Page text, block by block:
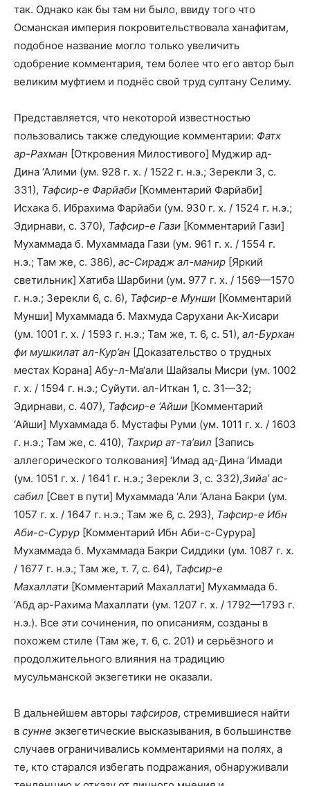
так. Однако как бы там ни было, ввиду того что
Османская империя покровительствовала ханафитам,
подобное название могло только увеличить
одобрение комментария, тем более что его автор был
великим муфтием и поднёс свой труд султану Селиму.
Представляется, что некоторой известностью
пользовались также следующие комментарии: Фатх
ар-Рахман [Откровения Милостивого] Муджир ад-
Дина ‘Алими (ум. 928 г. х. / 1522 г. н.э.; Зерекли 3, с.
331), Тафсир-е Фарйаби [Комментарий Фарйаби]
Исхака б. Ибрахима Фарйаби (ум. 930 г. х. / 1524 г. н.э.;
Эдирнави, с. 370), Тафсир-е Гази [Комментарий Гази]
Мухаммада б. Мухаммада Гази (ум. 961 г. х. / 1554 г.
н.э.; Там же, с. 386), ас-Сирадж ал-манир [Яркий
светильник] Хатиба Шарбини (ум. 977 г. х. / 1569—1570
г. н.э.; Зерекли 6, с. 6), Тафсир-е Мунши [Комментарий
Мунши] Мухаммада б. Махмуда Сарухани Ак-Хисари
(ум. 1001 г. х. / 1593 г. н.э.; Там же, т. 6, с. 51), ал-Бурхан
фи мушкилат ал-Кур’ан [Доказательство о трудных
местах Корана] Абу-л-Ма‘али Шайзалы Мисри (ум. 1002
г. х. / 1594 г. н.э.; Суйути. ал-Иткан 1, с. 31—32;
Эдирнави, с. 407), Тафсир-е ‘Айши [Комментарий
‘Айши] Мухаммада б. Мустафы Руми (ум. 1011 г. х. / 1603
г. н.э.; Там же, с. 410), Тахрир ат-та’вил [Запись
аллегорического толкования] ‘Имад ад-Дина ‘Имади
(ум. 1051 г. х. / 1641 г. н.э.; Зерекли 3, с. 332),Зийа’ ас-
сабил [Свет в пути] Мухаммада ‘Али ‘Алана Бакри (ум.
1057 г. х. / 1647 г. н.э.; Там же 6, с. 293), Тафсир-е Ибн
Аби-с-Сурур [Комментарий Ибн Аби-с-Сурура]
Мухаммада б. Мухаммада Бакри Сиддики (ум. 1087 г. х.
/ 1677 г. н.э.; Там же, т. 7, с. 64), Тафсир-е
Махаллати [Комментарий Махаллати] Мухаммада б.
‘Абд ар-Рахима Махаллати (ум. 1207 г. х. / 1792—1793 г.
н.э.). Все эти сочинения, по описаниям, созданы в
похожем стиле (Там же, т. 6, с. 201) и серьёзного и
продолжительного влияния на традицию
мусульманской экзегетики не оказали.
В дальнейшем авторы тафсиров, стремившиеся найти
в сунне экзегетические высказывания, в большинстве
случаев ограничивались комментариями на полях, а
те, кто старался избегать подражания, обнаруживали